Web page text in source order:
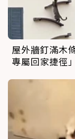
屋外牆釘滿木
專屬回家捷徑